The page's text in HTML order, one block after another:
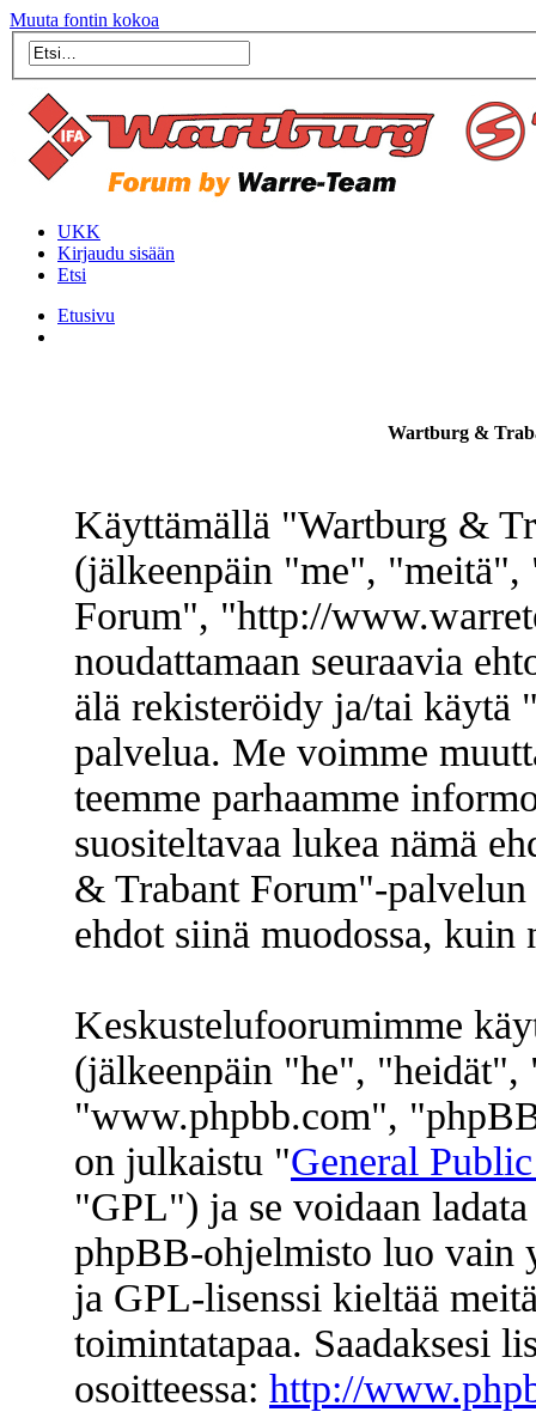
Muuta fontin kokoa
UKK
Kirjaudu sisään
Etsi
Etusivu
Wartburg &
Käyttämällä "Wartburg &
(jälkeenpäin "me",
Forum", "http://
noudattamaan seuraavia
älä rekisteröidy ja/tai käytä
palvelua. Me voimme
teemme parhaamme
suositeltavaa lukea nämä
& Trabant Forum"-
ehdot siinä muodossa,
Keskustelufoorumimme
(jälkeenpäin "he",
"www.phpbb.com",
on julkaistu "General
"GPL") ja se voidaan
phpBB-ohjelmisto luo vain
ja GPL-lisenssi kieltää
toimintatapaa. Saadaksesi
osoitteessa: http://